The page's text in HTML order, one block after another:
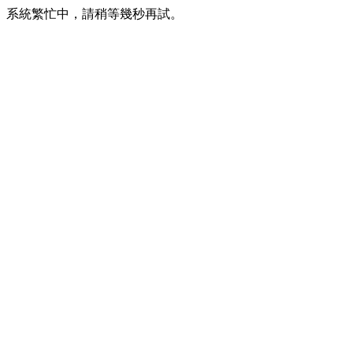
系統繁忙中，請稍等幾秒再試。